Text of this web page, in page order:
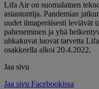
Lifa Air on suomalainen
asiantuntija. Pandemian
uudet ilmaperäisesti leviävät
paheneminen ja yhä
uhkakuvat luovat tarvetta
osakkeella alkoi 20.4.2022.
Jaa sivu
Jaa sivu Facebookissa